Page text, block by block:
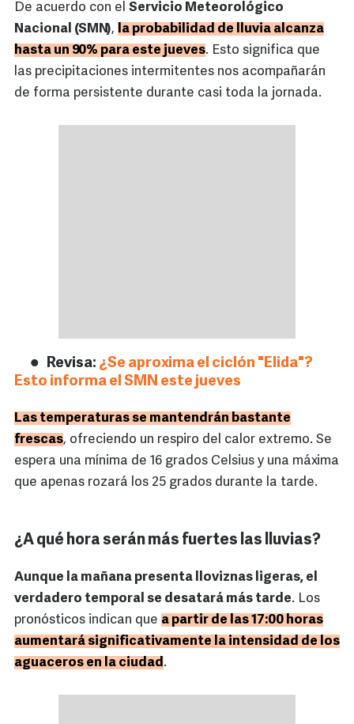
De acuerdo con el Servicio Meteorológico
Nacional (SMN), la probabilidad de lluvia alcanza
hasta un 90% para este jueves. Esto significa que
las precipitaciones intermitentes nos acompañarán
de forma persistente durante casi toda la jornada.
Revisa: ¿Se aproxima el ciclón "Elida"?
Esto informa el SMN este jueves
Las temperaturas se mantendrán bastante
frescas, ofreciendo un respiro del calor extremo. Se
espera una mínima de 16 grados Celsius y una máxima
que apenas rozará los 25 grados durante la tarde.
¿A qué hora serán más fuertes las lluvias?
Aunque la mañana presenta lloviznas ligeras, el
verdadero temporal se desatará más tarde. Los
pronósticos indican que a partir de las 17:00 horas
aumentará significativamente la intensidad de los
aguaceros en la ciudad.